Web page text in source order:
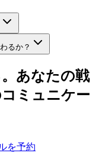
るか？
あなたの戦
ミュニケー
を予約